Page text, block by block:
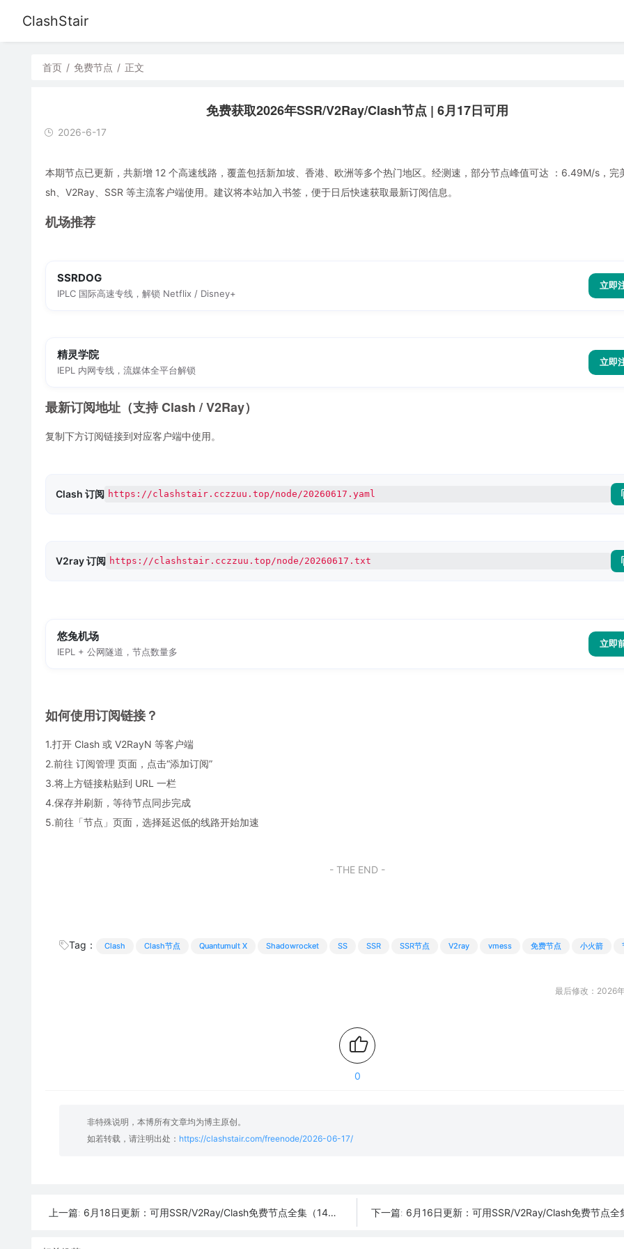
ClashStair
首页 / 免费节点 / 正文
免费获取2026年SSR/V2Ray/Clash节点 | 6月17日可用
2026-6-17
本期节点已更新，共新增 12 个高速线路，覆盖包括新加坡、香港、欧洲等多个热门地区。经测速，部分节点峰值可达 ：6.49M/s，完
sh、V2Ray、SSR 等主流客户端使用。建议将本站加入书签，便于日后快速获取最新订阅信息。
机场推荐
SSRDOG
IPLC 国际高速专线，解锁 Netflix / Disney+
立即
精灵学院
IEPL 内网专线，流媒体全平台解锁
立即
最新订阅地址（支持 Clash / V2Ray）
复制下方订阅链接到对应客户端中使用。
Clash 订阅 https://clashstair.cczzuu.top/node/20260617.yaml
V2ray 订阅 https://clashstair.cczzuu.top/node/20260617.txt
悠兔机场
IEPL + 公网隧道，节点数量多
立即
如何使用订阅链接？
1.打开 Clash 或 V2RayN 等客户端
2.前往 订阅管理 页面，点击“添加订阅”
3.将上方链接粘贴到 URL 一栏
4.保存并刷新，等待节点同步完成
5.前往「节点」页面，选择延迟低的线路开始加速
- THE END -
Tag： Clash Clash节点 Quantumult X Shadowrocket SS SSR SSR节点 V2ray vmess 免费节点 小火箭
最后修改：2026
0
非特殊说明，本博所有文章均为博主原创。
如若转载，请注明出处： https://clashstair.com/freenode/2026-06-17/
上一篇: 6月18日更新：可用SSR/V2Ray/Clash免费节点全集（14条） 下一篇: 6月16日更新：可用SSR/V2Ray/Clash免费节点全集